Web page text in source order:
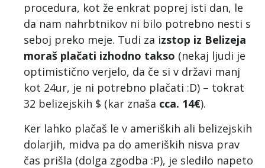
procedura, kot že enkrat poprej isti dan, le
da nam nahrbtnikov ni bilo potrebno nesti s
seboj preko meje. Tudi za izstop iz Belizeja
moraš plačati izhodno takso (nekaj ljudi je
optimistično verjelo, da če si v državi manj
kot 24ur, je ni potrebno plačati :D) – tokrat
32 belizejskih $ (kar znaša cca. 14€).
Ker lahko plačaš le v ameriških ali belizejskih
dolarjih, midva pa do ameriških nisva prav
čas prišla (dolga zgodba :P), je sledilo napeto